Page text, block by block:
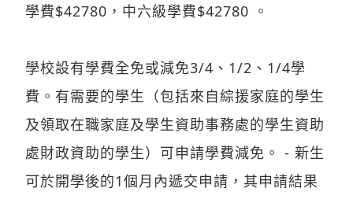
學費$42780，中六級學費$42780 。
學校設有學費全免或減免3/4、1/2、1/4學
費。有需要的學生（包括來自綜援家庭的學生
及領取在職家庭及學生資助事務處的學生資助
處財政資助的學生）可申請學費減免。 - 新生
可於開學後的1個月內遞交申請，其申請結果